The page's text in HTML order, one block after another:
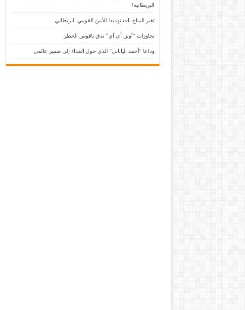
البريطانية!
تغير المناخ بات تهديدا للأمن القومي البريطاني
تجاوزات “أوبن أي آي” تدق ناقوس الخطر
وداعا “أحمد الياباني” الذي حول الفداء إلى ضمير عالمي